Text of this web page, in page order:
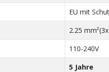
EU mit
2.25
110-240V
5 Jahre